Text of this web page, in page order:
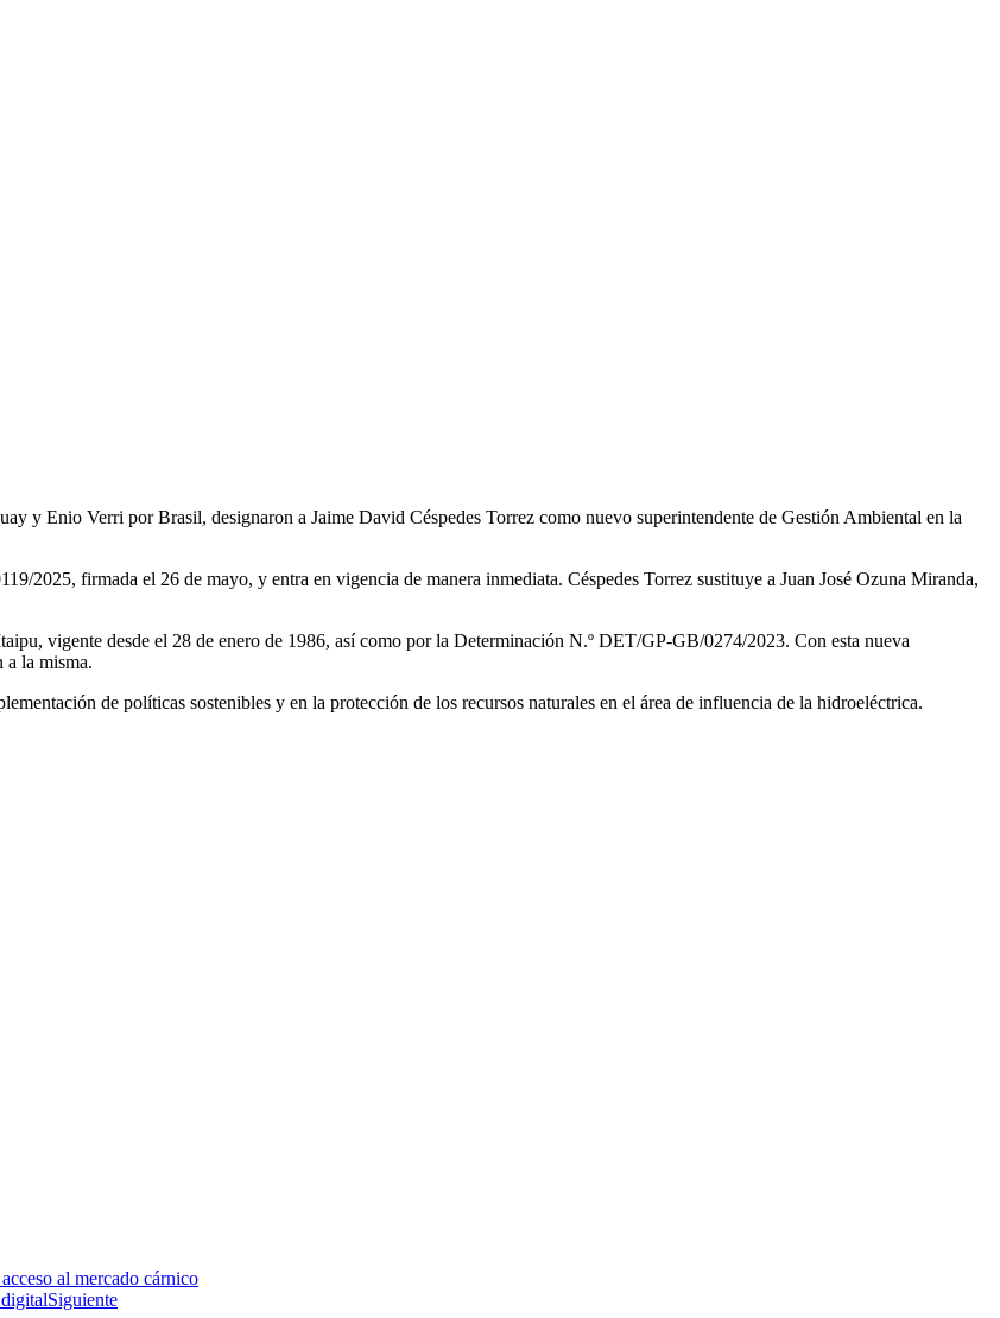
y Enio Verri por Brasil, designaron a Jaime David Céspedes Torrez como nuevo superintendente de Gestión Ambiental en la
2025, firmada el 26 de mayo, y entra en vigencia de manera inmediata. Céspedes Torrez sustituye a Juan José Ozuna Miranda,
vigente desde el 28 de enero de 1986, así como por la Determinación N.º DET/GP-GB/0274/2023. Con esta nueva
a la misma.
de políticas sostenibles y en la protección de los recursos naturales en el área de influencia de la hidroeléctrica.
al mercado cárnico
Siguiente